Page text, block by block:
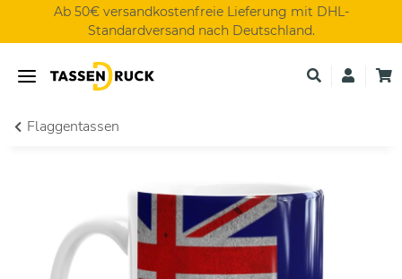
Ab 50€ versandkostenfreie Lieferung mit DHL-
Standardversand nach Deutschland.
Flaggentassen